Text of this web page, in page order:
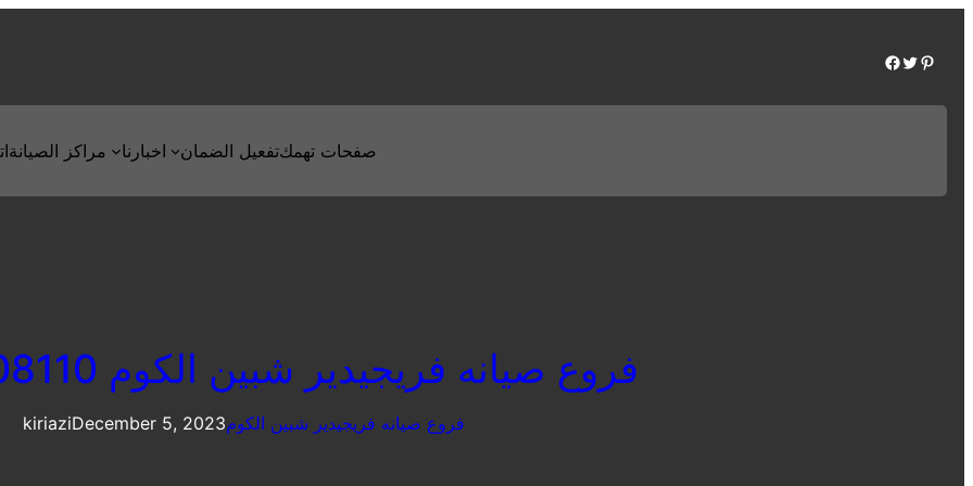
Facebook Twitter Pinterest
مراكز الصيانة اخبارنا تفعيل الضمانصفحات تهمك
فروع صيانه فريجيدير شبين الكوم 01154008110
kiriaziDecember 5, 2023فروع صيانه فريجيدير شبين الكوم